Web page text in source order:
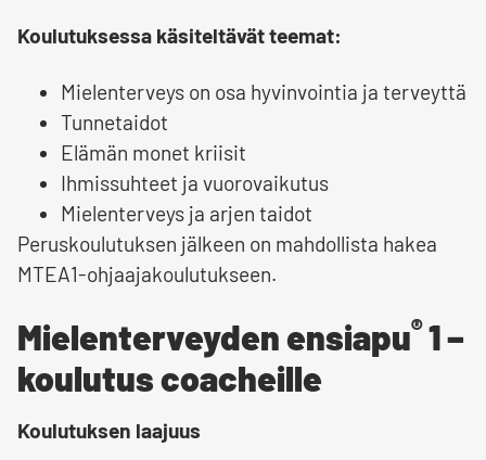
Koulutuksessa käsiteltävät teemat:
Mielenterveys on osa hyvinvointia ja terveyttä
Tunnetaidot
Elämän monet kriisit
Ihmissuhteet ja vuorovaikutus
Mielenterveys ja arjen taidot
Peruskoulutuksen jälkeen on mahdollista hakea
MTEA1-ohjaajakoulutukseen.
Mielenterveyden ensiapu®1 –
koulutus coacheille
Koulutuksen laajuus